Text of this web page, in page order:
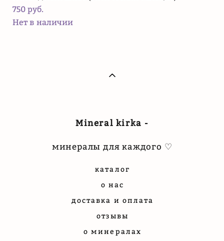
750 pуб.
Нет в наличии
Mineral kirka -
минералы для каждого ♡
каталог
о нас
доставка и оплата
отзывы
о минералах